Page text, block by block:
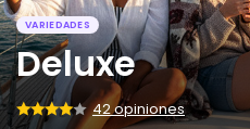
VARIEDADES
Deluxe
42 opiniones